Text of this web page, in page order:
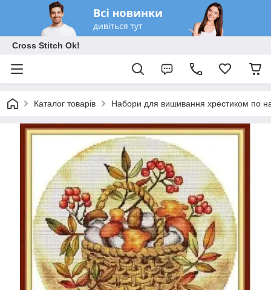
Cross Stitch Ok!
Каталог товарів Набори для вишивання хрестиком по